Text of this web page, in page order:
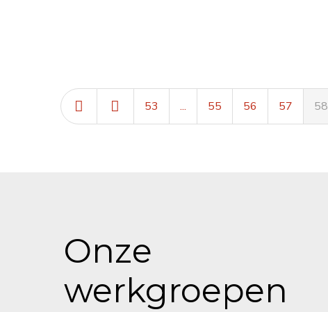
53 ... 55 56 57 58
Onze
werkgroepen